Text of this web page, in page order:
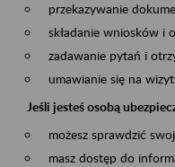
przekazywanie
składanie wniosków i
zadawanie pytań i
umawianie się na
Jeśli jesteś osobą
możesz sprawdzić
masz dostęp do